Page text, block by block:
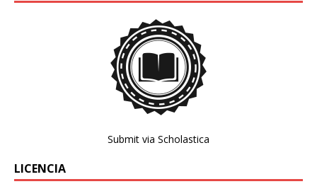
Submit via Scholastica
LICENCIA